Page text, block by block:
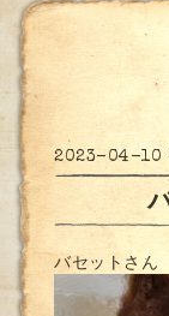
2023-04-10
バセットさん